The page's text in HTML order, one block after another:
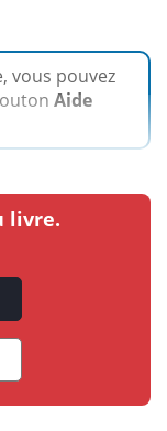
vous pouvez
Aide
livre.